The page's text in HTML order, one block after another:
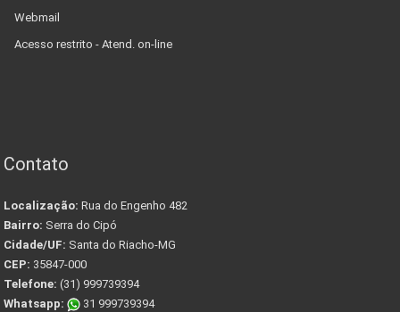
Webmail
Acesso restrito - Atend. on-line
Contato
Localização: Rua do Engenho 482
Bairro: Serra do Cipó
Cidade/UF: Santa do Riacho-MG
CEP: 35847-000
Telefone: (31) 999739394
Whatsapp:
31 999739394